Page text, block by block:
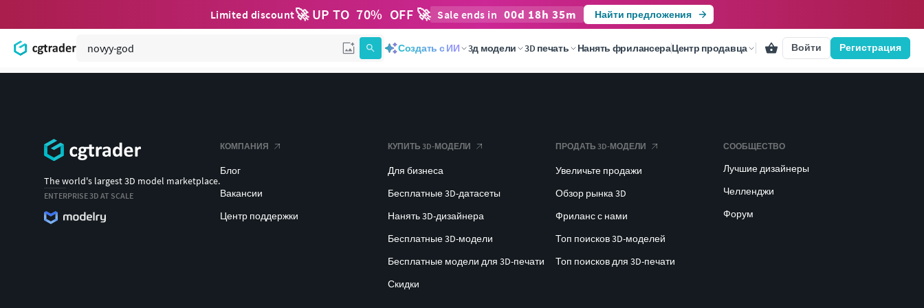
Limited discount🚀 UP TO 70% OFF 🚀 Sale ends in 00d 18h 35m Найти предложения
Создать с ИИ 3д модели 3D печать Нанять фрилансераЦентр продавца Войти Регистрация
The world's largest 3D model marketplace.
ENTERPRISE 3D AT SCALE
КОМПАНИЯ
Блог
Вакансии
Центр поддержки
КУПИТЬ 3D-МОДЕЛИ
Для бизнеса
Бесплатные 3D-датасеты
Нанять 3D-дизайнера
Бесплатные 3D-модели
Бесплатные модели для 3D-печати
Скидки
ПРОДАТЬ 3D-МОДЕЛИ
Увеличьте продажи
Обзор рынка 3D
Фриланс с нами
Топ поисков 3D-моделей
Топ поисков для 3D-печати
СООБЩЕСТВО
Лучшие дизайнеры
Челленджи
Форум